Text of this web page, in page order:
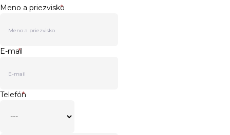
Meno a priezvisko
*
E-mail
*
Telefón
*